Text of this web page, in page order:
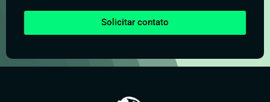
Solicitar contato